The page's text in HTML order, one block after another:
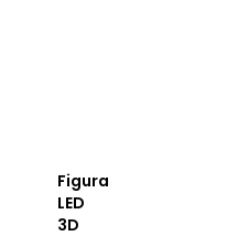
Figura
LED
3D